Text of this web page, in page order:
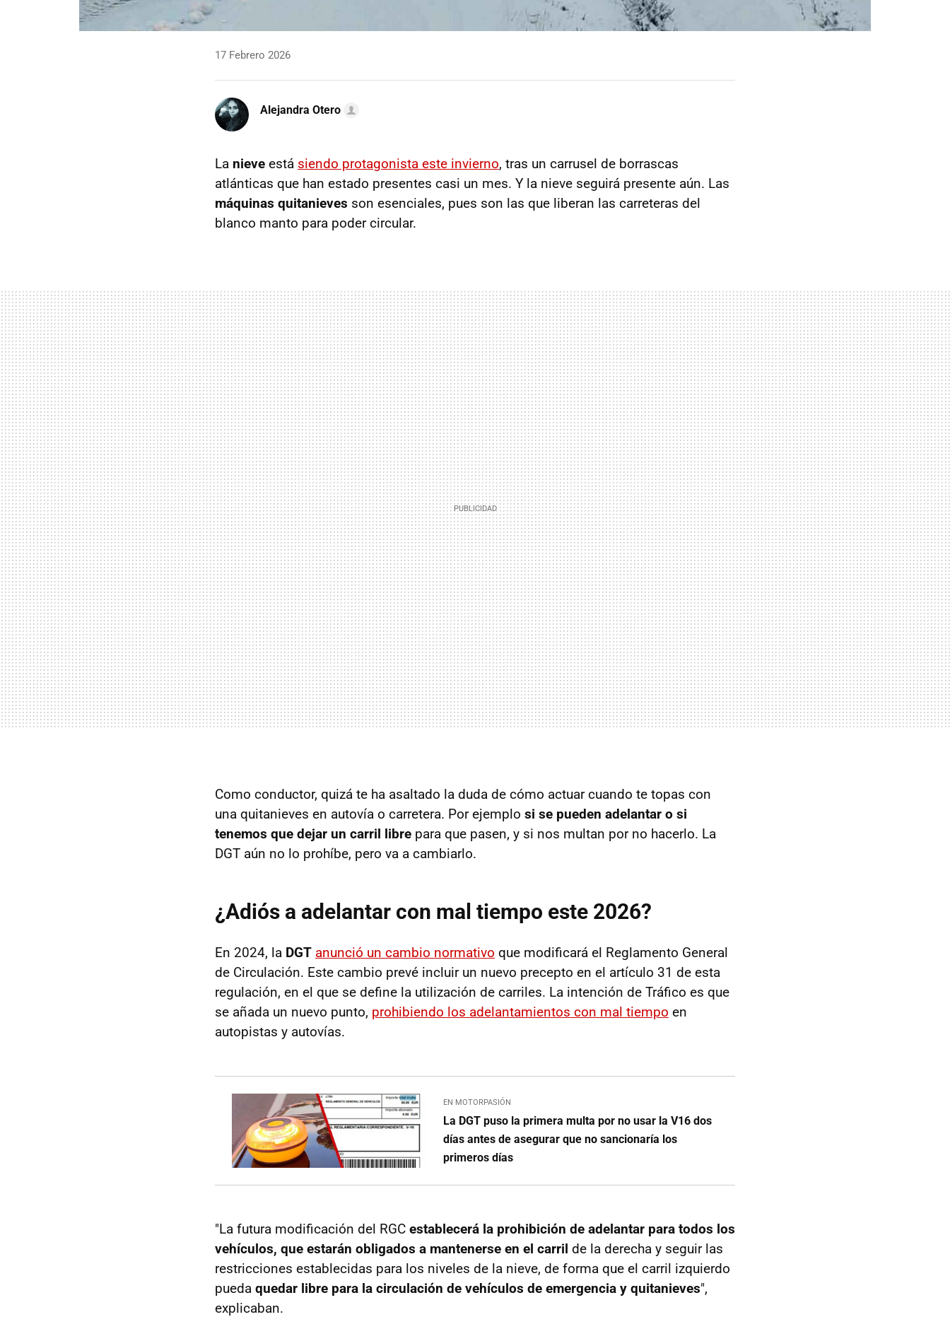
17 Febrero 2026
Alejandra Otero
La nieve está siendo protagonista este invierno, tras un carrusel de borrascas
atlánticas que han estado presentes casi un mes. Y la nieve seguirá presente aún. Las
máquinas quitanieves son esenciales, pues son las que liberan las carreteras del
blanco manto para poder circular.
Como conductor, quizá te ha asaltado la duda de cómo actuar cuando te topas con
una quitanieves en autovía o carretera. Por ejemplo si se pueden adelantar o si
tenemos que dejar un carril libre para que pasen, y si nos multan por no hacerlo. La
DGT aún no lo prohíbe, pero va a cambiarlo.
¿Adiós a adelantar con mal tiempo este 2026?
En 2024, la DGT anunció un cambio normativo que modificará el Reglamento General
de Circulación. Este cambio prevé incluir un nuevo precepto en el artículo 31 de esta
regulación, en el que se define la utilización de carriles. La intención de Tráfico es que
se añada un nuevo punto, prohibiendo los adelantamientos con mal tiempo en
autopistas y autovías.
EN MOTORPASIÓN
La DGT puso la primera multa por no usar la V16 dos
días antes de asegurar que no sancionaría los
primeros días
"La futura modificación del RGC establecerá la prohibición de adelantar para todos los
vehículos, que estarán obligados a mantenerse en el carril de la derecha y seguir las
restricciones establecidas para los niveles de la nieve, de forma que el carril izquierdo
pueda quedar libre para la circulación de vehículos de emergencia y quitanieves",
explicaban.